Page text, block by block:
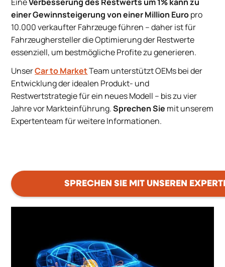
einer Gewinnsteigerung von einer Million Europro
10.000 verkaufter Fahrzeuge führen – daher ist für
Fahrzeughersteller die Optimierung der Restwerte
essenziell, um bestmögliche Profite zu generieren.
UnserCar to MarketTeam unterstützt OEMs bei der
Entwicklung der idealen Produkt- und
Restwertstrategie für ein neues Modell – bis zu vier
Jahre vor Markteinführung.Sprechen Sie mit unserem
Expertenteam für weitere Informationen.
SPRECHEN SIE MIT UNSEREN